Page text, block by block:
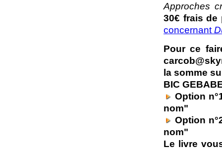
Approches
30€ frais de
concernant
Pour ce
la somme
BIC
Option
nom"
Option
nom"
Le livre